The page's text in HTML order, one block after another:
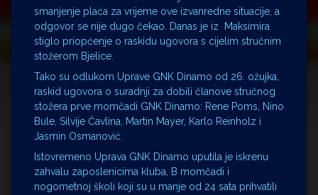
smanjenje plaća za vrijeme ove izvanredne situacije, a
odgovor se nije dugo čekao. Danas je iz Maksimira
stiglo priopćenje o raskidu ugovora s cijelim stručnim
stožerom Bjelice.
Tako su odlukom Uprave GNK Dinamo od 26. ožujka,
raskid ugovora o suradnji za dobili članove stručnog
stožera prve momčadi GNK Dinamo: Rene Poms, Nino
Bule, Silvije Čavlina, Martin Mayer, Karlo Reinholz i
Jasmin Osmanović.
Istovremeno Uprava GNK Dinamo uputila je iskrenu
zahvalu zaposlenicima kluba, B momčadi i
nogometnoj školi koji su u manje od 24 sata prihvatili